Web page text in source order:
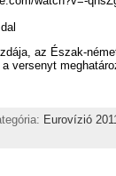
az Észak-
versenyt
Eurovízió